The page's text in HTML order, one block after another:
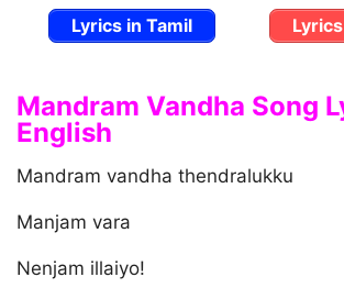
Lyrics in Tamil
Mandram Vandha Song
English
Mandram vandha thendralukku
Manjam vara
Nenjam illaiyo!